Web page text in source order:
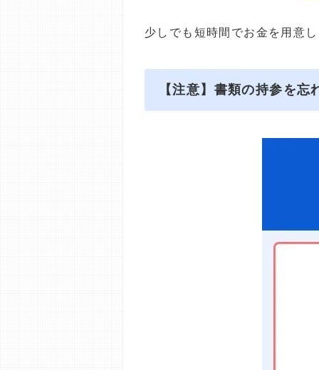
少しでも短時間でお金を用意
【注意】書類の持参を忘